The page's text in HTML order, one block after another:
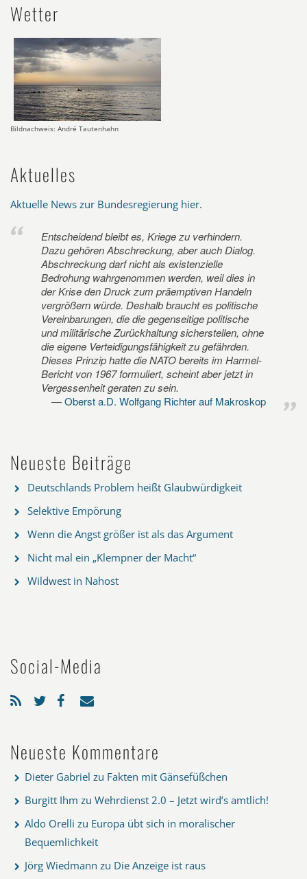
Wetter
Bildnachweis: André Tautenhahn
Aktuelles
Aktuelle News zur Bundesregierung hier.
Entscheidend bleibt es, Kriege zu verhindern.
Dazu gehören Abschreckung, aber auch Dialog.
Abschreckung darf nicht als existenzielle
Bedrohung wahrgenommen werden, weil dies in
der Krise den Druck zum präemptiven Handeln
vergrößern würde. Deshalb braucht es politische
Vereinbarungen, die die gegenseitige politische
und militärische Zurückhaltung sicherstellen, ohne
die eigene Verteidigungsfähigkeit zu gefährden.
Dieses Prinzip hatte die NATO bereits im Harmel-
Bericht von 1967 formuliert, scheint aber jetzt in
Vergessenheit geraten zu sein.
Oberst a.D. Wolfgang Richter auf Makroskop
Neueste Beiträge
Deutschlands Problem heißt Glaubwürdigkeit
Selektive Empörung
Wenn die Angst größer ist als das Argument
Nicht mal ein „Klempner der Macht“
Wildwest in Nahost
Social-Media
Neueste Kommentare
Dieter Gabriel zu Fakten mit Gänsefüßchen
Burgitt Ihm zu Wehrdienst 2.0 – Jetzt wird’s amtlich!
Aldo Orelli zu Europa übt sich in moralischer
Bequemlichkeit
Jörg Wiedmann zu Die Anzeige ist raus